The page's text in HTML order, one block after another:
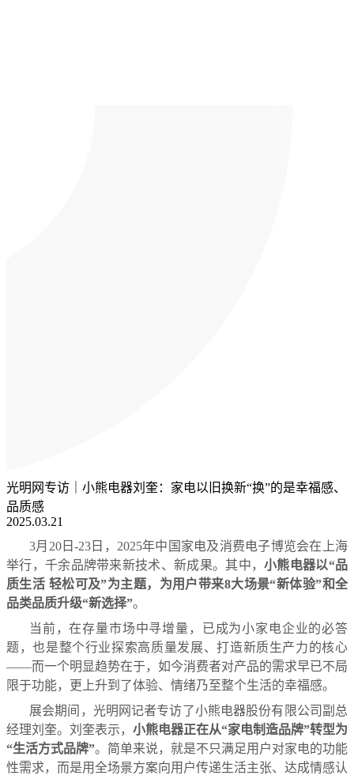
光明网专访｜小熊电器刘奎：家电以旧换新“换”的是幸福感、
品质感
2025.03.21
3月20日-23日，2025年中国家电及消费电子博览会在上海
举行，千余品牌带来新技术、新成果。其中，小熊电器以“品
质生活 轻松可及”为主题，为用户带来8大场景“新体验”和全
品类品质升级“新选择”。
当前，在存量市场中寻增量，已成为小家电企业的必答
题，也是整个行业探索高质量发展、打造新质生产力的核心
——而一个明显趋势在于，如今消费者对产品的需求早已不局
限于功能，更上升到了体验、情绪乃至整个生活的幸福感。
展会期间，光明网记者专访了小熊电器股份有限公司副总
经理刘奎。刘奎表示， 小熊电器正在从“家电制造品牌”转型为
“生活方式品牌”。简单来说，就是不只满足用户对家电的功能
性需求，而是用全场景方案向用户传递生活主张、达成情感认